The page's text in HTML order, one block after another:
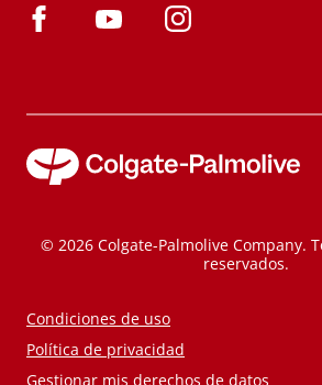
© 2026 Colgate-Palmolive Company.
reservados.
Condiciones de uso
Política de privacidad
Gestionar mis derechos de datos